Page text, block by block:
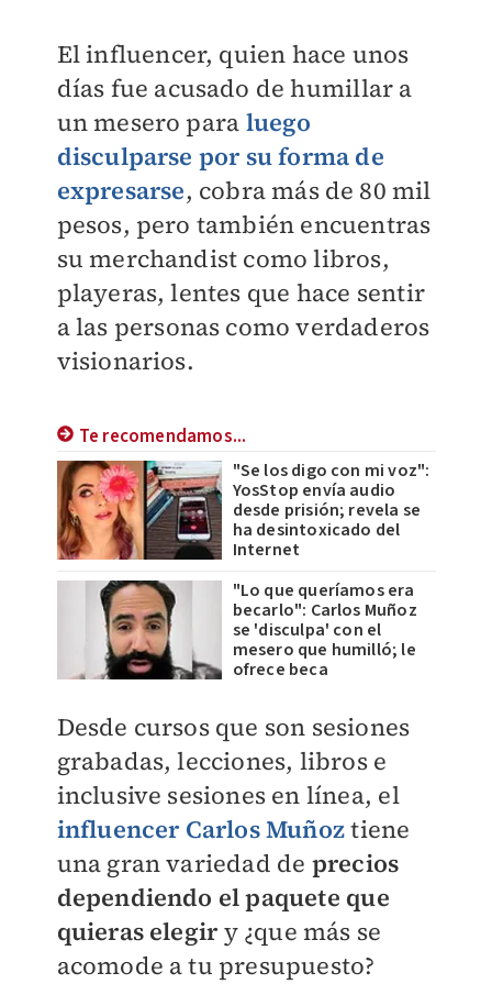
El influencer, quien hace unos
días fue acusado de humillar a
un mesero para luego
disculparse por su forma de
expresarse, cobra más de 80 mil
pesos, pero también encuentras
su merchandist como libros,
playeras, lentes que hace sentir
a las personas como verdaderos
visionarios.
Te recomendamos...
"Se los digo con mi voz":
YosStop envía audio
desde prisión; revela se
ha desintoxicado del
Internet
"Lo que queríamos era
becarlo": Carlos Muñoz
se 'disculpa' con el
mesero que humilló; le
ofrece beca
Desde cursos que son sesiones
grabadas, lecciones, libros e
inclusive sesiones en línea, el
influencer Carlos Muñoztiene
una gran variedad de precios
dependiendo el paquete que
quieras elegiry ¿que más se
acomode a tu presupuesto?